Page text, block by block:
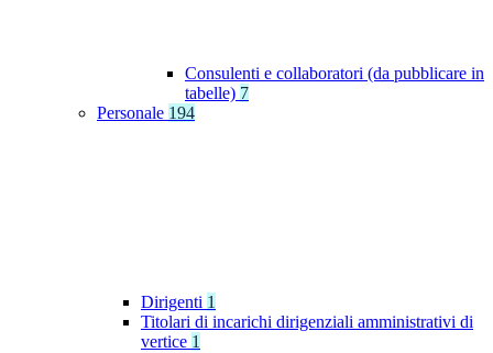
Consulenti e collaboratori (da pubblicare in
tabelle) 7
Personale 194
Dirigenti 1
Titolari di incarichi dirigenziali amministrativi di
vertice 1